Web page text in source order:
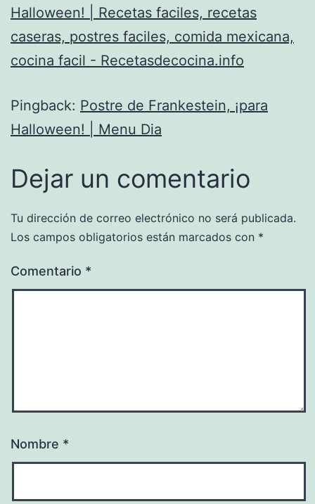
Halloween! | Recetas faciles, recetas
caseras, postres faciles, comida mexicana,
cocina facil - Recetasdecocina.info
Pingback: Postre de Frankestein, ¡para
Halloween! | Menu Dia
Dejar un comentario
Tu dirección de correo electrónico no será publicada.
Los campos obligatorios están marcados con *
Comentario *
Nombre *